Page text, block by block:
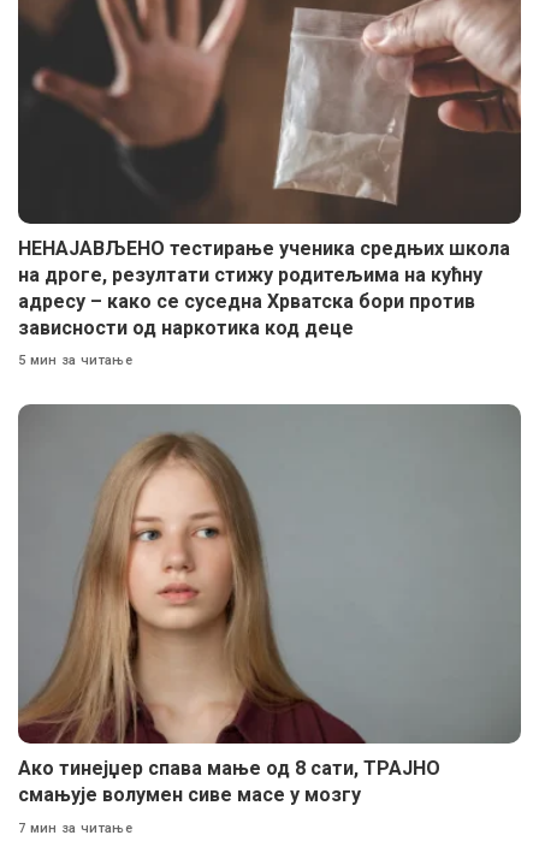
НЕНАЈАВЉЕНО тестирање ученика средњих школа
на дроге, резултати стижу родитељима на кућну
адресу – како се суседна Хрватска бори против
зависности од наркотика код деце
5 мин за читање
Ако тинејџер спава мање од 8 сати, ТРАЈНО
смањује волумен сиве масе у мозгу
7 мин за читање